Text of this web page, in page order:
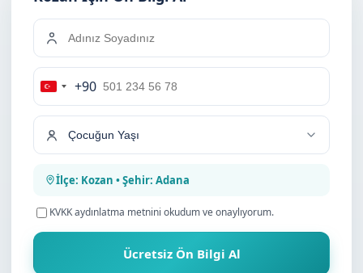
Turkey
+90
+90
İlçe: Kozan • Şehir: Adana
KVKK aydınlatma metnini okudum ve onaylıyorum.
Ücretsiz Ön Bilgi Al